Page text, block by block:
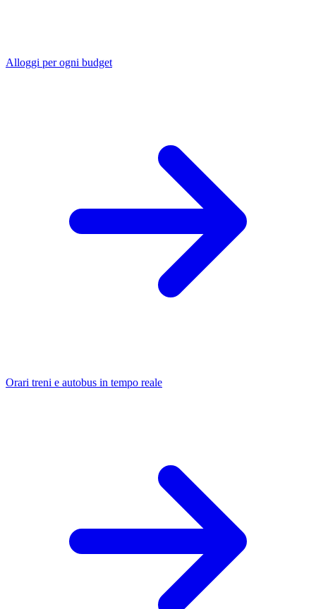
Alloggi per ogni budget
Orari treni e autobus in tempo reale